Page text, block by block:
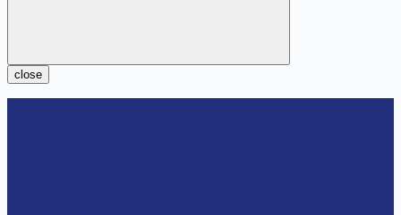
close